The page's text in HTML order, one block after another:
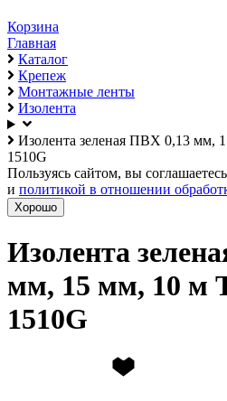
Корзина
Главная
Каталог
Крепеж
Монтажные ленты
Изолента
Изолента зеленая ПВХ 0,13 мм,
1510G
Пользуясь сайтом, вы
и политикой в отношении
Хорошо
Изолента
мм, 15 мм, 10 м
1510G